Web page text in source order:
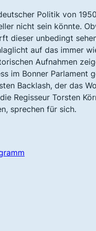
Politik von
nicht sein könnte.
dieser unbedingt
auf das immer
Aufnahmen
im Bonner Parlament
Backlash, der das
Regisseur Torsten
sprechen für sich.